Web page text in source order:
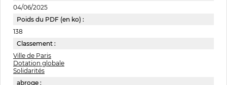
04/06/2025
Poids du PDF (en ko) :
138
Classement :
Ville de Paris
Dotation globale
Solidarités
abroge :